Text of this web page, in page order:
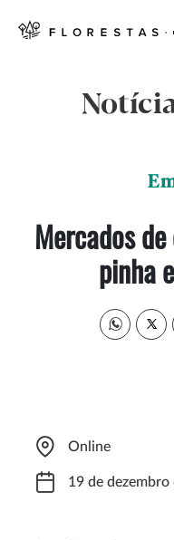
Mercados
pinha
Online
19 de dezembro